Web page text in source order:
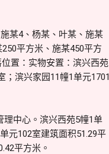
某4、杨某、叶某、施某
平方米、施某450平方
置：实物安置：滨兴西苑
；滨兴家园11幢1单元1701
理中心。滨兴西苑5幢1单
元102室建筑面积51.29平
平方米。